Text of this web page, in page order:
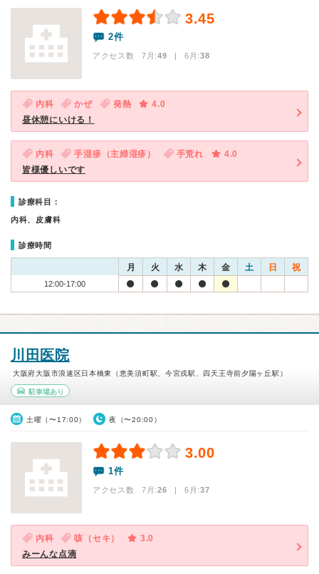
3.45
2件
アクセス数 7月:49 | 6月:38
内科 かぜ 発熱
4.0
昼休憩にいける！
内科 手湿疹（主婦湿疹） 手荒れ
4.0
皆様優しいです
診療科目：
内科、皮膚科
診療時間
月 火 水 木 金 土 日 祝
12:00-17:00
川田医院
大阪府大阪市浪速区日本橋東（恵美須町駅、今宮戎駅、四天王寺前夕陽ヶ丘駅）
駐車場あり
土曜（〜17:00） 夜（〜20:00）
3.00
1件
アクセス数 7月:26 | 6月:37
内科 咳（セキ）
3.0
みーんな点滴